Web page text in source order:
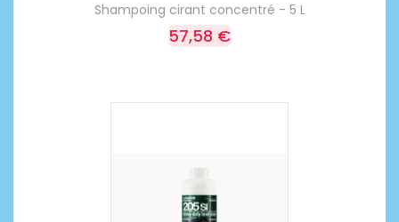
Shampoing cirant concentré - 5 L
57,58 €